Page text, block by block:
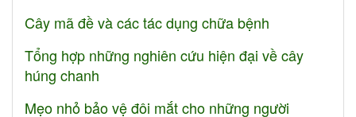
Cây mã đề và các tác dụng chữa bệnh
Tổng hợp những nghiên cứu hiện đại về cây
húng chanh
Mẹo nhỏ bảo vệ đôi mắt cho những người